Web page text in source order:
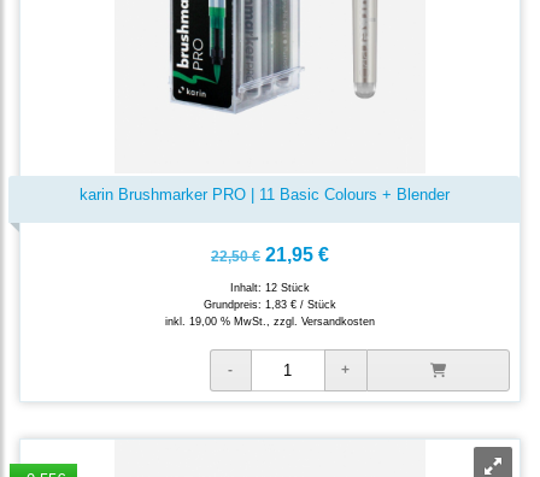
karin Brushmarker PRO | 11 Basic Colours + Blender
22,50 € 21,95 €
Inhalt: 12 Stück
Grundpreis: 1,83 € / Stück
inkl. 19,00 % MwSt., zzgl. Versandkosten